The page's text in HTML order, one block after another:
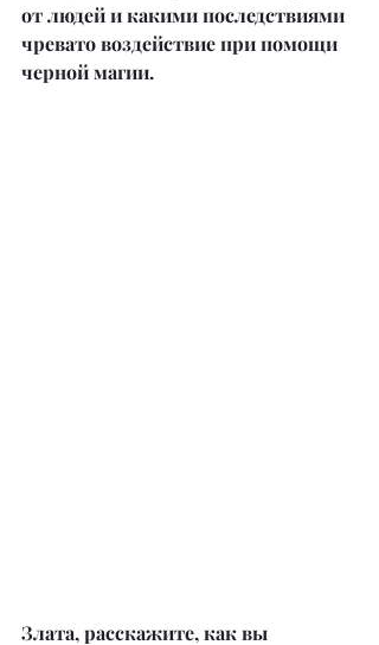
от людей и какими последствиями
чревато воздействие при помощи
черной магии.
Злата, расскажите, как вы